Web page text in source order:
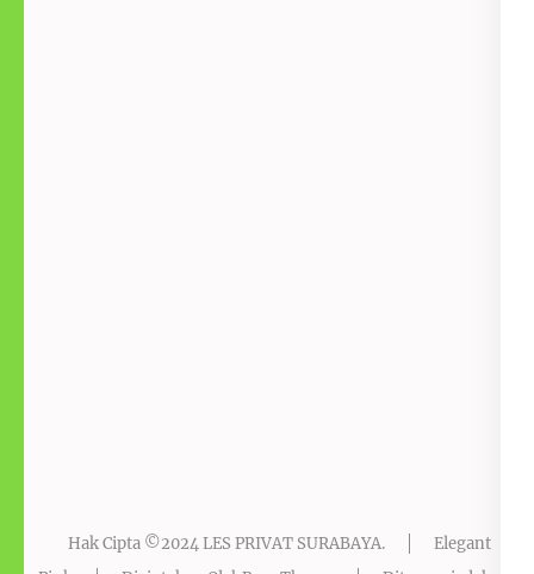
Hak Cipta ©2024LES PRIVAT SURABAYA.
Elegant